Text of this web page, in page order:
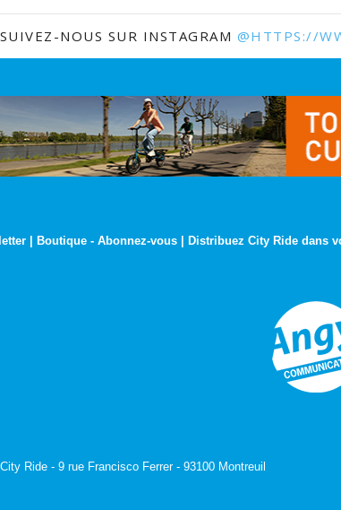
SUIVEZ-NOUS SUR INSTAGRAM @HTTPS://
| Boutique- Abonnez-vous| Distribuez City Ride dans
Ride - 9 rue Francisco Ferrer - 93100 Montreuil